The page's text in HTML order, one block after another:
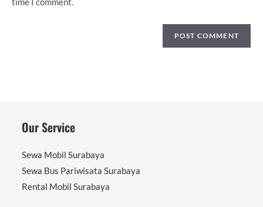
Our Service
Sewa Mobil Surabaya
Sewa Bus Pariwisata Surabaya
Rental Mobil Surabaya